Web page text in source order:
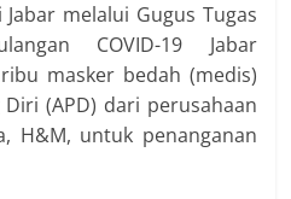
melalui Gugus Tugas
COVID-19 Jabar
masker bedah (medis)
(APD) dari perusahaan
H&M, untuk penanganan